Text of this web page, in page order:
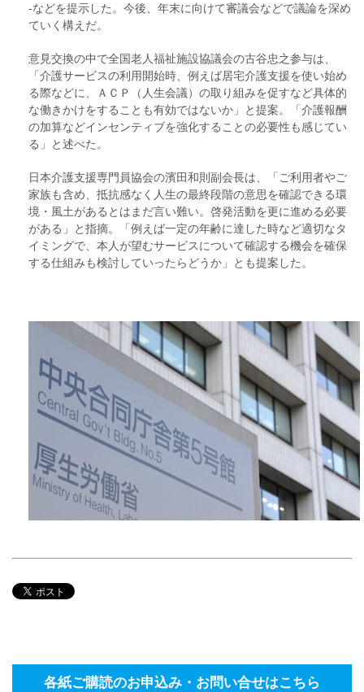
‐などを提示した。今後、年末に向けて審議会などで議論を深め
ていく構えだ。
意見交換の中で全国老人福祉施設協議会の古谷忠之参与は、
「介護サービスの利用開始時、例えば居宅介護支援を使い始め
る際などに、ＡＣＰ（人生会議）の取り組みを促すなど具体的
な働きかけをすることも有効ではないか」と提案。「介護報酬
の加算などインセンティブを強化することの必要性も感じてい
る」と述べた。
日本介護支援専門員協会の濱田和則副会長は、「ご利用者やご
家族も含め、抵抗感なく人生の最終段階の意思を確認できる環
境・風土があるとはまだ言い難い。啓発活動を更に進める必要
がある」と指摘。「例えば一定の年齢に達した時など適切なタ
イミングで、本人が望むサービスについて確認する機会を確保
する仕組みも検討していったらどうか」とも提案した。
各紙ご購読のお申込み・お問い合せはこちら